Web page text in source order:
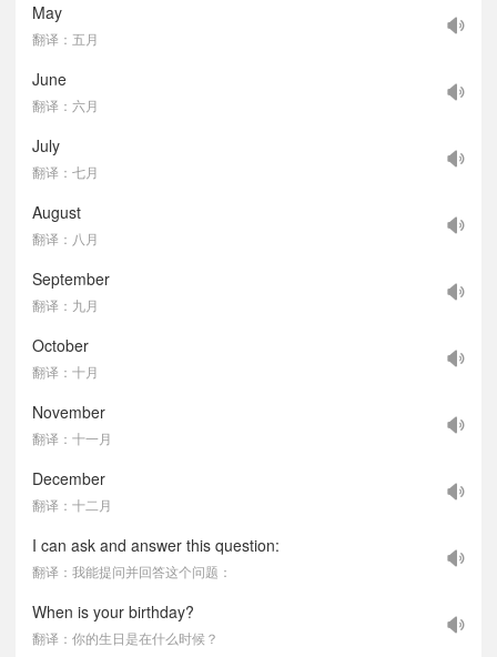
May
翻译：五月
June
翻译：六月
July
翻译：七月
August
翻译：八月
September
翻译：九月
October
翻译：十月
November
翻译：十一月
December
翻译：十二月
I can ask and answer this question:
翻译：我能提问并回答这个问题：
When is your birthday?
翻译：你的生日是在什么时候？